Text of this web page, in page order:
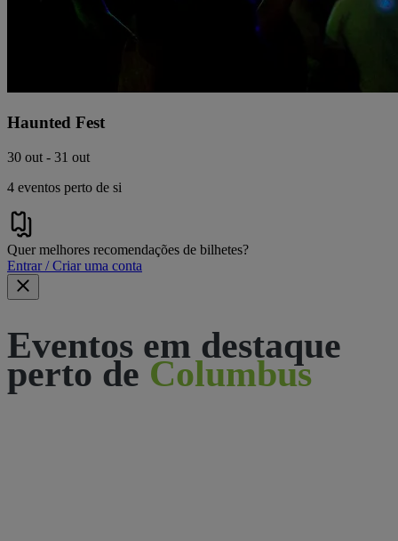
Haunted Fest
30 out - 31 out
4 eventos perto de si
Quer melhores recomendações de bilhetes?
Entrar / Criar uma conta
Eventos em destaque
perto de Columbus